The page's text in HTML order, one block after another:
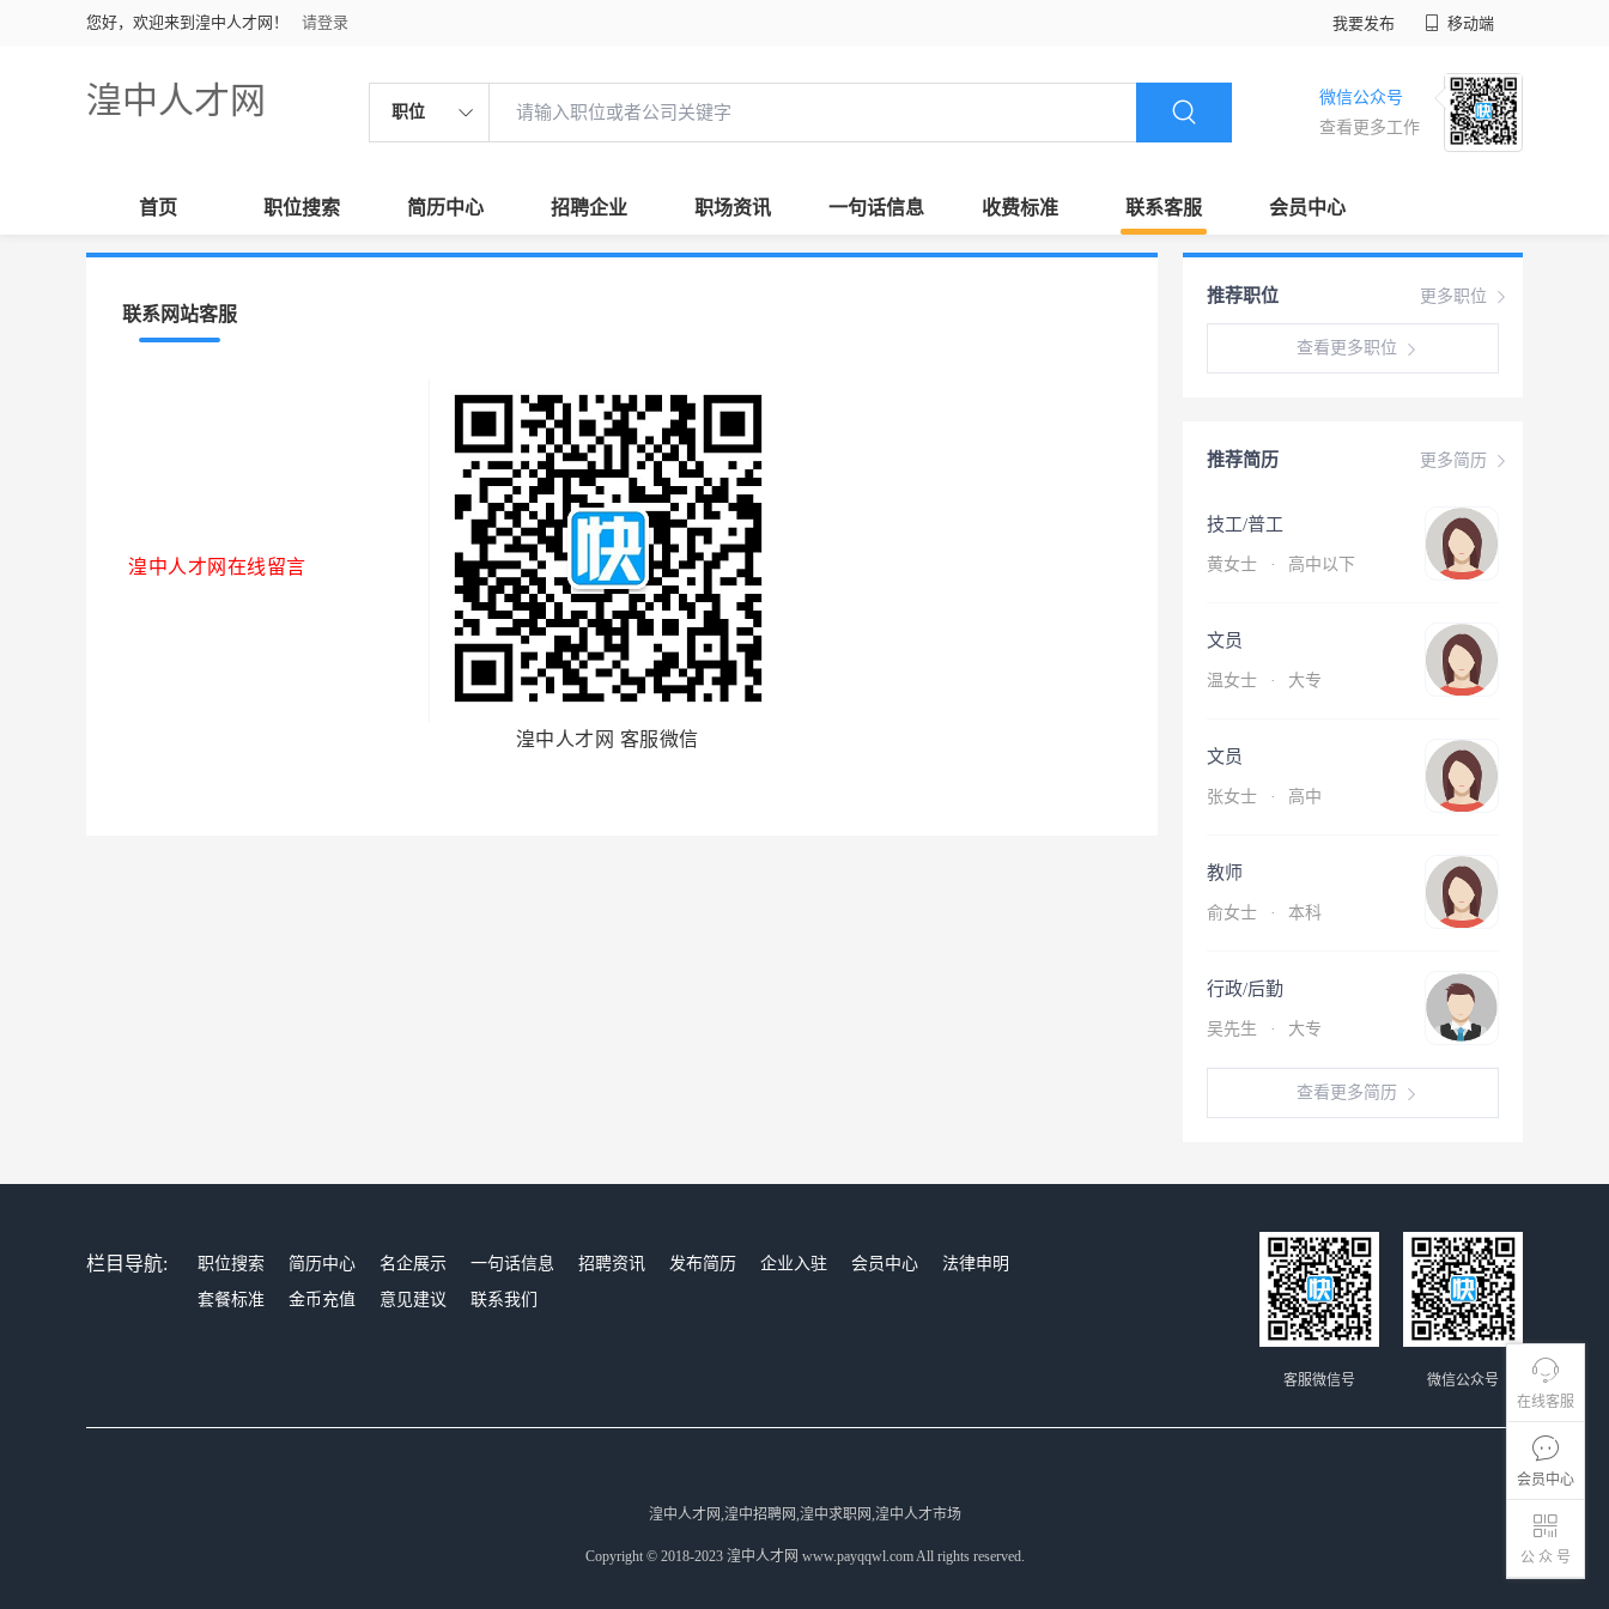
您好，欢迎来到湟中人才网！ 请登录 我要发布 移动端
湟中人才网 职位
微信公众号
查看更多工作
首页 职位搜索 简历中心 招聘企业 职场资讯 一句话信息 收费标准 联系客服 会员中心
在线客服
会员中心
公 众 号
联系网站客服
湟中人才网在线留言
湟中人才网 客服微信
更多职位
推荐职位
查看更多职位
更多简历
推荐简历
技工/普工
黄女士 · 高中以下
文员
温女士 · 大专
文员
张女士 · 高中
教师
俞女士 · 本科
行政/后勤
吴先生 · 大专
查看更多简历
栏目导航: 职位搜索 简历中心 名企展示 一句话信息 招聘资讯 发布简历 企业入驻 会员中心
法律申明
套餐标准
金币充值 意见建议 联系我们
微信公众号
客服微信号
湟中人才网,湟中招聘网,湟中求职网,湟中人才市场
Copyright © 2018-2023 湟中人才网 www.payqqwl.com All rights reserved.